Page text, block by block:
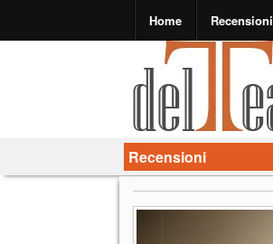
Home Recensioni
Recensioni